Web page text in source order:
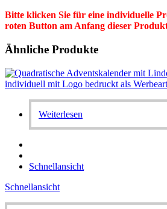
Bitte klicken Sie für eine individuelle
roten Button am Anfang dieser
Ähnliche Produkte
Weiterlesen
Schnellansicht
Schnellansicht